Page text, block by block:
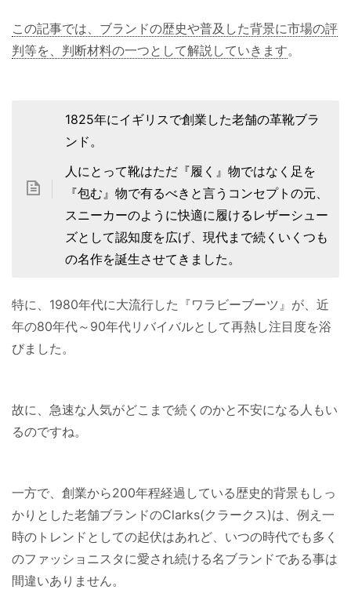
この記事では、ブランドの歴史や普及した背景に市場の評
判等を、判断材料の一つとして解説していきます。
1825年にイギリスで創業した老舗の革靴ブラ
ンド。
人にとって靴はただ『履く』物ではなく足を
『包む』物で有るべきと言うコンセプトの元、
スニーカーのように快適に履けるレザーシュー
ズとして認知度を広げ、現代まで続くいくつも
の名作を誕生させてきました。
特に、1980年代に大流行した『ワラビーブーツ』が、近
年の80年代～90年代リバイバルとして再熱し注目度を浴
びました。
故に、急速な人気がどこまで続くのかと不安になる人もい
るのですね。
一方で、創業から200年程経過している歴史的背景もしっ
かりとした老舗ブランドのClarks(クラークス)は、例え一
時のトレンドとしての起伏はあれど、いつの時代でも多く
のファッショニスタに愛され続ける名ブランドである事は
間違いありません。